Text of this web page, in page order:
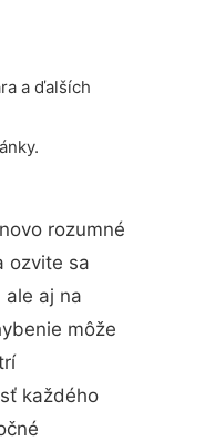
a ďalších
rozumné
ozvite sa
aj na
môže
každého